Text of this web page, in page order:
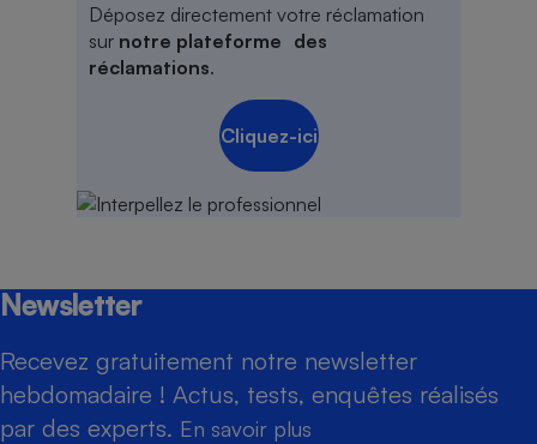
Déposez directement votre réclamation
sur notre plateforme des
réclamations.
Cliquez-ici
Newsletter
Recevez gratuitement notre newsletter
hebdomadaire ! Actus, tests, enquêtes réalisés
par des experts. En savoir plus